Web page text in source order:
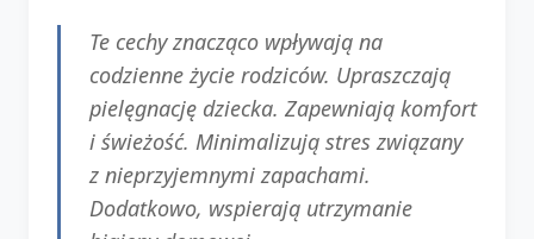
Te cechy znacząco wpływają na
codzienne życie rodziców. Upraszczają
pielęgnację dziecka. Zapewniają komfort
i świeżość. Minimalizują stres związany
z nieprzyjemnymi zapachami.
Dodatkowo, wspierają utrzymanie